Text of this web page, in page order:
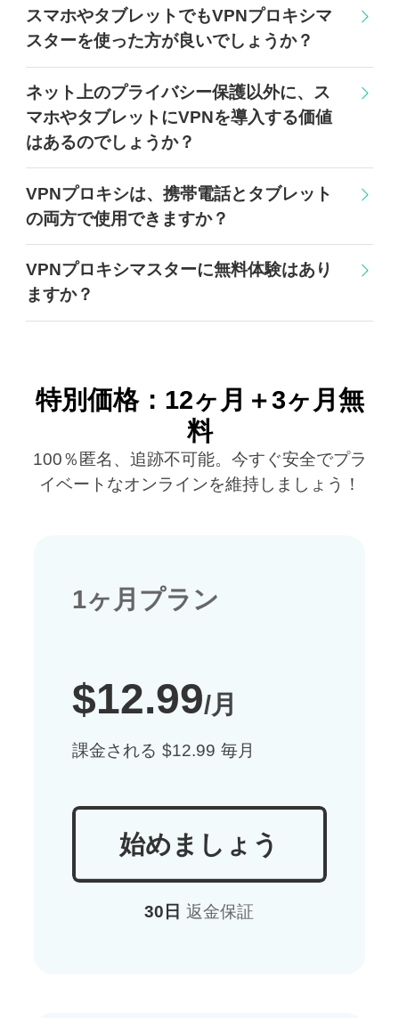
スマホやタブレットでもVPNプロキシマ
スターを使った方が良いでしょうか？
ネット上のプライバシー保護以外に、ス
マホやタブレットにVPNを導入する価値
はあるのでしょうか？
VPNプロキシは、携帯電話とタブレット
の両方で使用できますか？
VPNプロキシマスターに無料体験はあり
ますか？
特別価格：12ヶ月＋3ヶ月無
料
100％匿名、追跡不可能。今すぐ安全でプラ
イベートなオンラインを維持しましょう！
1ヶ月プラン
$12.99/月
課金される $12.99 毎月
始めましょう
30日 返金保証